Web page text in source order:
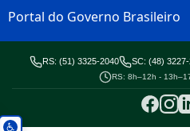
Portal do Governo Brasileiro
RS: (51) 3325-2040 SC: (48)
RS: 8h–12h -